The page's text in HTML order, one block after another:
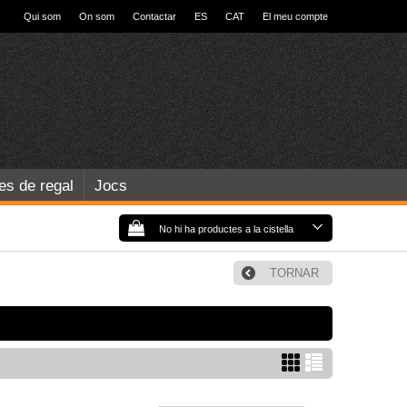
Qui som On som Contactar ES CAT El meu compte
de regal Jocs
No hi ha productes a la cistella
TORNAR